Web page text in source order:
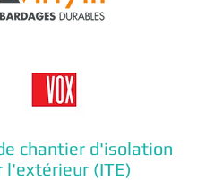
chantier d'isolation
l'extérieur (ITE)